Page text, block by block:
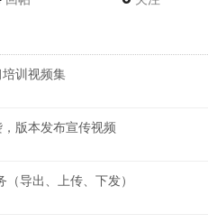
训视频集
版本发布宣传视频
导出、上传、下发）